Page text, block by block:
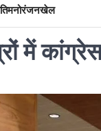
मनोरंजनखेल
में